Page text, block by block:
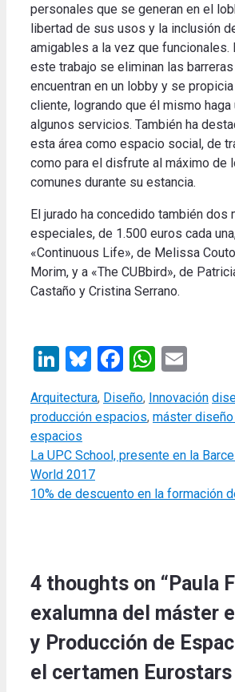
personales que se generan en el
libertad de sus usos y la inclusión
amigables a la vez que funcionales.
este trabajo se eliminan las
encuentran en un lobby y se
cliente, logrando que él mismo
algunos servicios. También ha
esta área como espacio social, de
como para el disfrute al máximo de
comunes durante su estancia.
El jurado ha concedido también dos
especiales, de 1.500 euros cada
«Continuous Life», de Melissa
Morim, y a «The CUBbird», de
Castaño y Cristina Serrano.
LinkedIn
Bluesky
Facebook
Categories
Arquitectura, Diseño, Innovación
producción espacios, máster
espacios
La UPC School, presente en la
World 2017
10% de descuento en la formación
4 thoughts on “Paula
exalumna del máster
y Producción de
el certamen Eurostars